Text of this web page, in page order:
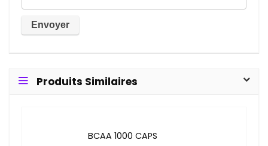
Produits Similaires
BCAA 1000 CAPS